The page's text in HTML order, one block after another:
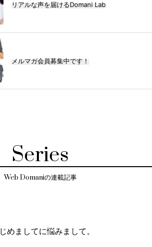
リアルな声を届けるDomani Lab
メルマガ会員募集中です！
Series
Web Domaniの連載記事
めましてに悩みまして。